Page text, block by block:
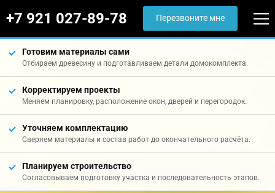
+7 921 027-89-78 Перезвоните мне
Готовим материалы сами
Отбираем древесину и подготавливаем детали домокомплекта.
Корректируем проекты
Меняем планировку, расположение окон, дверей и перегородок.
Уточняем комплектацию
Сверяем материалы и состав работ до окончательного расчёта.
Планируем строительство
Согласовываем подготовку участка и последовательность этапов.